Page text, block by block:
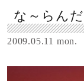
な～らんだ
2009.05.11 mon.